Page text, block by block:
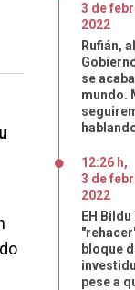
3 de
2022
Rufián, al
se acaba
mundo.
12:26 h,
3 de
2022
EH
bloque
pese a